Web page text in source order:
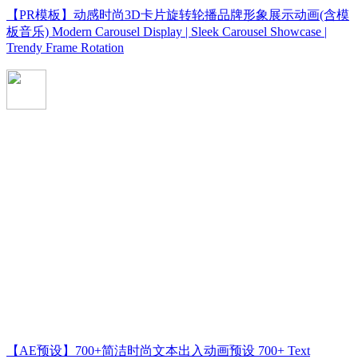
【PR模板】动感时尚3D卡片旋转轮播品牌形象展示动画(含模
板音乐) Modern Carousel Display | Sleek Carousel Showcase |
Trendy Frame Rotation
【AE预设】700+简洁时尚文本出入动画预设 700+ Text